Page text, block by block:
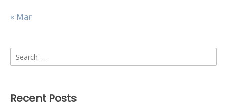
« Mar
Search
for:
Recent Posts